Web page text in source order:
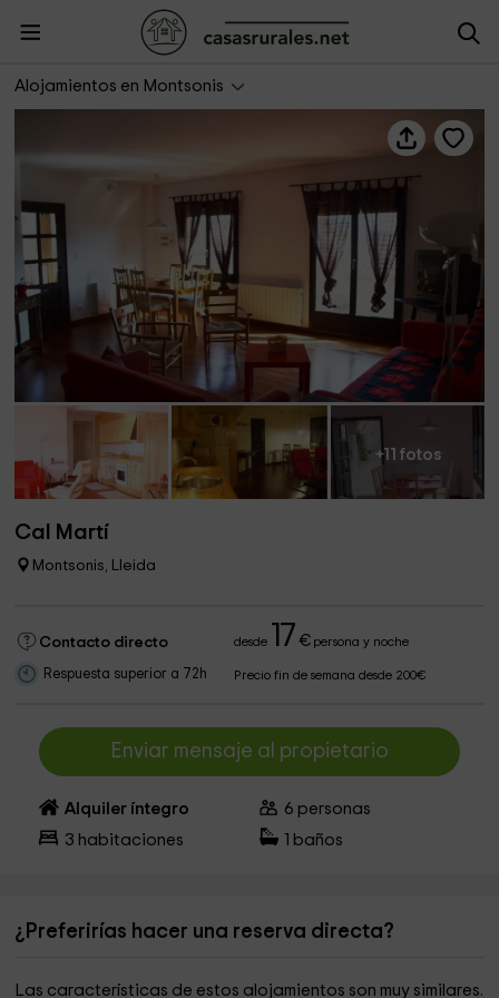
Alojamientos en Montsonis
+11 fotos
Cal Martí
Montsonis, Lleida
Contacto directo desde 17 €persona y noche
Respuesta superior a 72h Precio fin de semana desde 200€
Enviar mensaje al propietario
Alquiler íntegro 6 personas
3 habitaciones baños
¿Preferirías hacer una reserva directa?
Las características de estos alojamientos son muy similares.